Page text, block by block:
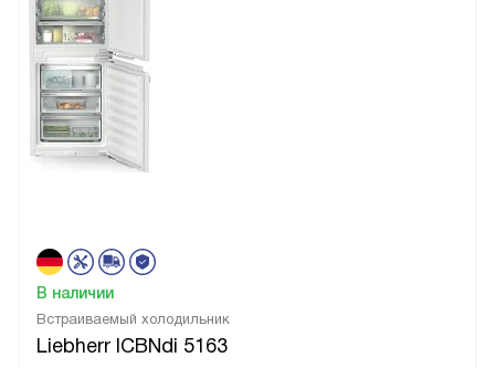
Встраиваемый холодильник
Liebherr ICBNdi 5163
В наличии